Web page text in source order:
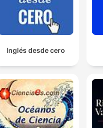
Inglés desde cero